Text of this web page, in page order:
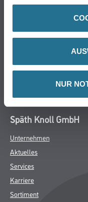
NUR
WDV-Systeme
Putze- und
Verbrauchsmaterialien
Späth Knoll GmbH
Unternehmen
Aktuelles
Services
Karriere
Sortiment